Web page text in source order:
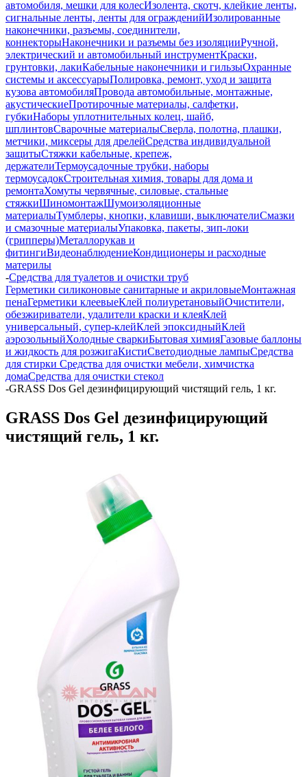
автомобиля, мешки для колесИзолента, скотч, клейкие ленты,
сигнальные ленты, ленты для огражденийИзолированные
наконечники, разъемы, соединители,
коннекторыНаконечники и разъемы без изоляцииРучной,
электрический и автомобильный инструментКраски,
грунтовки, лакиКабельные наконечники и гильзыОхранные
системы и аксессуарыПолировка, ремонт, уход и защита
кузова автомобиляПровода автомобильные, монтажные,
акустическиеПротирочные материалы, салфетки,
губкиНаборы уплотнительных колец, шайб,
шплинтовСварочные материалыСверла, полотна, плашки,
метчики, миксеры для дрелейСредства индивидуальной
защитыСтяжки кабельные, крепеж,
держателиТермоусадочные трубки, наборы
термоусадокСтроительная химия, товары для дома и
ремонтаХомуты червячные, силовые, стальные
стяжкиШиномонтажШумоизоляционные
материалыТумблеры, кнопки, клавиши, выключателиСмазки
и смазочные материалыУпаковка, пакеты, зип-локи
(грипперы)Металлорукав и
фитингиВидеонаблюдениеКондиционеры и расходные
материлы
-Средства для туалетов и очистки труб
Герметики силиконовые санитарные и акриловыеМонтажная
пенаГерметики клеевыеКлей полиуретановыйОчистители,
обезжириватели, удалители краски и клеяКлей
универсальный, супер-клейКлей эпоксидныйКлей
аэрозольныйХолодные сваркиБытовая химияГазовые баллоны
и жидкость для розжигаКистиСветодиодные лампыСредства
для стирки Средства для очистки мебели, химчистка
домаСредства для очистки стекол
-GRASS Dos Gel дезинфицирующий чистящий гель, 1 кг.
GRASS Dos Gel дезинфицирующий
чистящий гель, 1 кг.